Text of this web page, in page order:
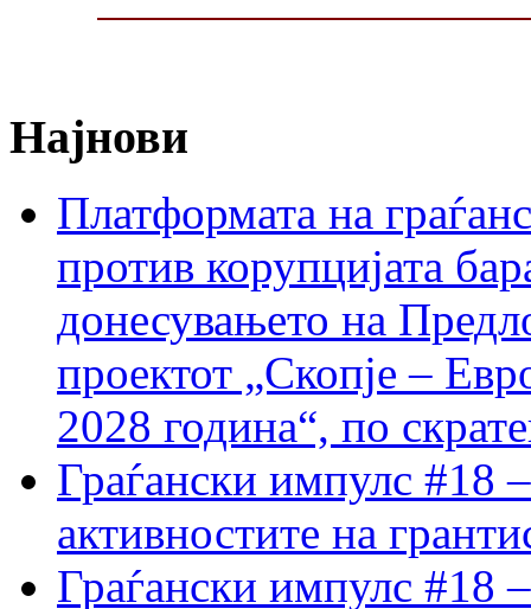
Најнови
Платформата на
против корупцијата
донесувањето на
проектот „Скопје –
2028 година“, по
Граѓански импулс #18
активностите на
Граѓански импулс #18